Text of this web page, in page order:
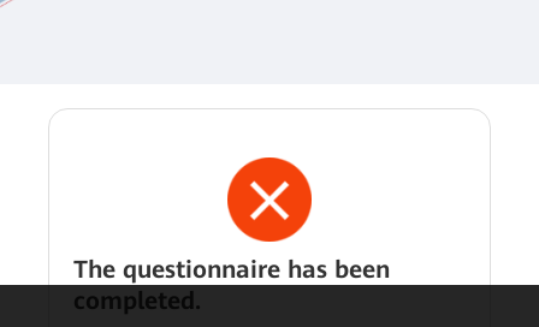
The questionnaire has been
completed.